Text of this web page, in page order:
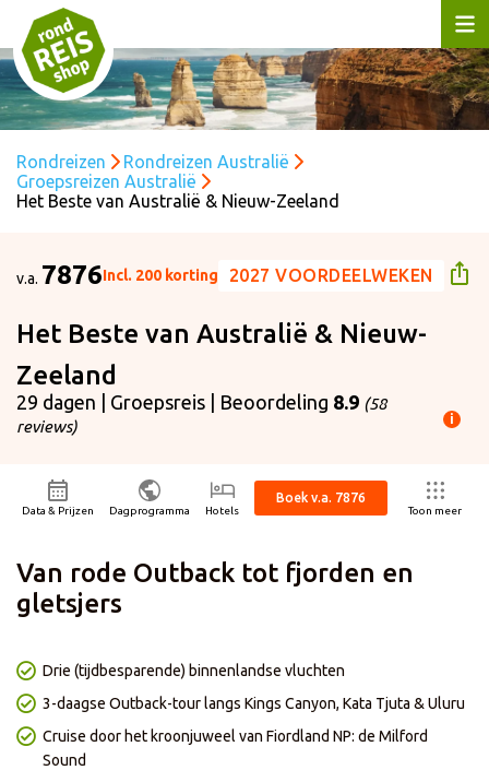
Rondreizen
Rondreizen Australië
Groepsreizen Australië
Het Beste van Australië & Nieuw-Zeeland
v.a. 7876Incl. 200 korting
i
2027 VOORDEELWEKEN
Het Beste van Australië & Nieuw-
Zeeland
29 dagen | Groepsreis | Beoordeling 8.9 (58
reviews)
23-01-2027
29 dagen
- Enkel geldig voor nieuwe boekingen met vertrek in 2027
- Korting is niet geldig bij het afnemen van enkel het reisgedeelte
- Korting is niet geldig op onze zelf samenstellen reizen
- Prijzen en kortingen kunnen dagelijks verschillen per reis of
- De actie loopt t/m 18 augustus
Data & Prijzen Dagprogramma Hotels
Boek v.a. 7876
Toon meer
Van rode Outback tot fjorden en
gletsjers
Drie (tijdbesparende) binnenlandse vluchten
3-daagse Outback-tour langs Kings Canyon, Kata Tjuta & Uluru
Cruise door het kroonjuweel van Fiordland NP: de Milford
Sound